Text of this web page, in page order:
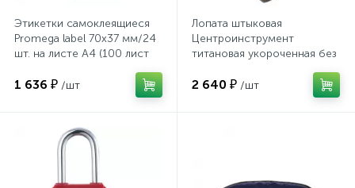
Этикетки самоклеящиеся
Promega label 70х37 мм/24
шт. на листе А4 (100 лист
1 636 ₽ /шт
Лопата штыковая
Центроинструмент
титановая укороченная без
2 640 ₽ /шт
Стулья и табуреты
Тележки специализированные
Тумбы